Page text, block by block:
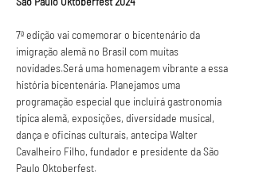
7ª edição vai comemorar o bicentenário da
imigração alemã no Brasil com muitas
novidades.Será uma homenagem vibrante a essa
história bicentenária. Planejamos uma
programação especial que incluirá gastronomia
típica alemã, exposições, diversidade musical,
dança e oficinas culturais, antecipa Walter
Cavalheiro Filho, fundador e presidente da São
Paulo Oktoberfest.